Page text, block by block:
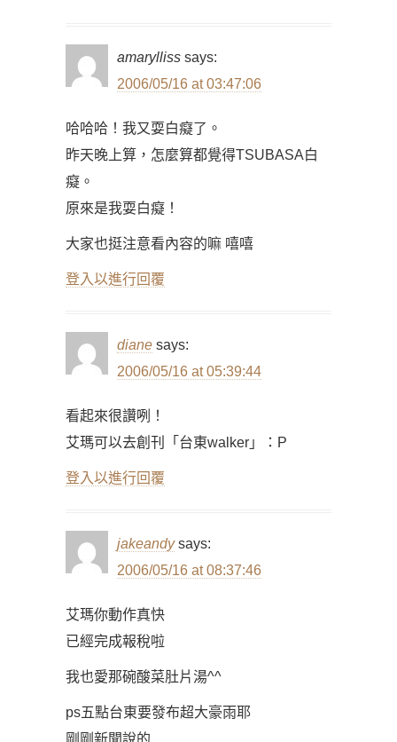
amarylliss says:
2006/05/16 at 03:47:06
哈哈哈！我又耍白癡了。
昨天晚上算，怎麼算都覺得TSUBASA白
癡。
原來是我耍白癡！
大家也挺注意看內容的嘛 嘻嘻
登入以進行回覆
diane says:
2006/05/16 at 05:39:44
看起來很讚咧！
艾瑪可以去創刊「台東walker」：P
登入以進行回覆
jakeandy says:
2006/05/16 at 08:37:46
艾瑪你動作真快
已經完成報稅啦
我也愛那碗酸菜肚片湯^^
ps五點台東要發布超大豪雨耶
剛剛新聞說的